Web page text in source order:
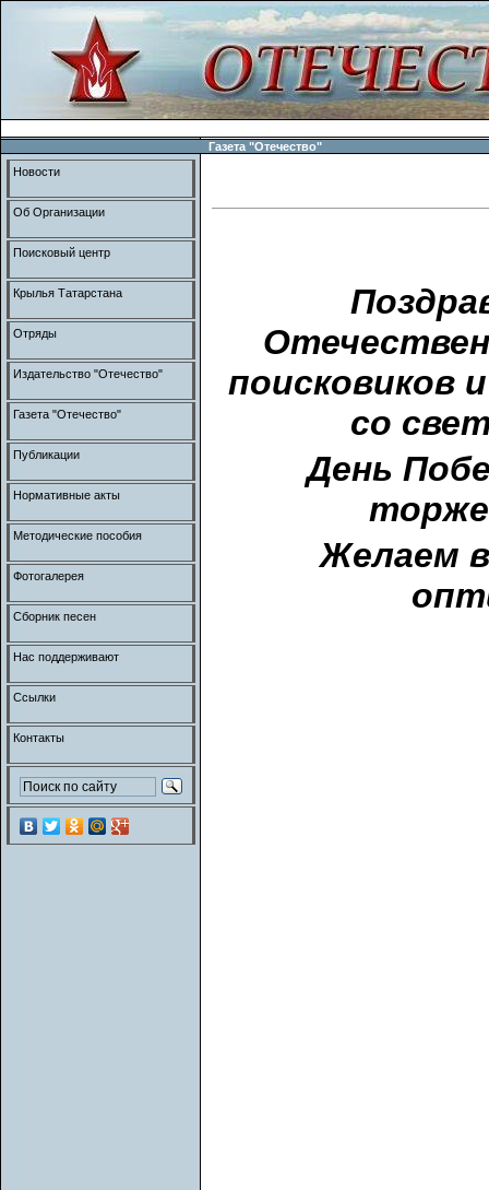
Газета "Отечество"
поисковиков
со
День
Желаем
Новости
Об Организации
Поисковый центр
Крылья Татарстана
Отряды
Издательство "Отечество"
Газета "Отечество"
Публикации
Нормативные акты
Методические пособия
Фотогалерея
Сборник песен
Нас поддерживают
Ссылки
Контакты